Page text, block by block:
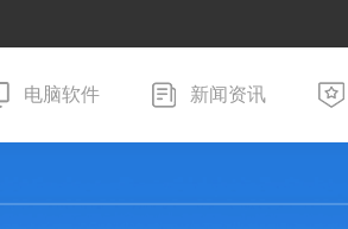
电脑软件 新闻资讯